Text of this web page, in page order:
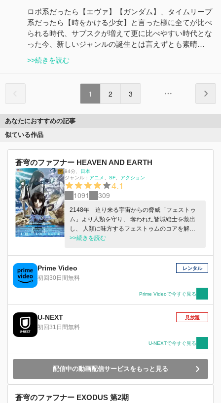
ロボ系だったら【エヴァ】【ガンダム】、タイムリープ
系だったら【時をかける少女】と言った様に全てが比べ
られる時代、サブスクが増えて更に比べやすい時代とな
った今、新しいジャンルの誕生とは言えずとも素晴…
>>続きを読む
1 2 3
あなたにおすすめの記事
似ている作品
蒼穹のファフナー HEAVEN AND EARTH
94分、 日本
ジャンル： アニメ SF アクション
4.1
1091 309
2148年 迫り来る宇宙からの脅威「フェストゥ
ム」より人類を守り、 奪われた皆城総士を救出
し、 人類に味方するフェストゥムのコアを解放
する為の作戦「蒼穹作戦」より2年・・・ 平和は
らも、いつか竜宮島へ戻ると一騎と約束した。
少年少女たちは取り戻した平和の中、日々を生き
ていた。 そんなある日、一隻の艦が竜宮島へ打
そして、突如平和は破られる・・・。
>>続きを読む
Prime Video
初回30日間無料
レンタル
Prime Videoで今すぐ見る
U-NEXT
初回31日間無料
見放題
U-NEXTで今すぐ見る
配信中の動画配信サービスをもっと見る
蒼穹のファフナー EXODUS 第2期